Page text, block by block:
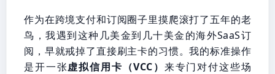
作为在跨境支付和订阅圈子里摸爬滚打了五年的老
鸟，我遇到这种几美金到几十美金的海外SaaS订
阅，早就戒掉了直接刷主卡的习惯。我的标准操作
是开一张虚拟信用卡（VCC） 来专门对付这些场